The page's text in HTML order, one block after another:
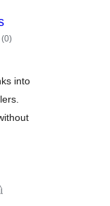
(0કુલ
રેટિંગ્સ
)
into